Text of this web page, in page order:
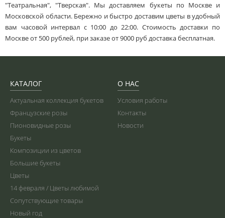
"Театральная", "Тверская". Мы доставляем букеты по Москве и
Московской области. Бережно и быстро доставим цветы в удобный
вам часовой интервал с 10:00 до 22:00. Стоимость доставки по
Москве от 500 рублей, при заказе от 9000 руб доставка бесплатная.
КАТАЛОГ
Актуальная коллекция букетов
Французские розы
Пионовидные розы
Букеты
Композиции из цветов
Большие букеты
Цветы
14 февраля / Цветы любимой
Сопутствующие товары
Новый год
О НАС
Условия работы
Контакты
Новости